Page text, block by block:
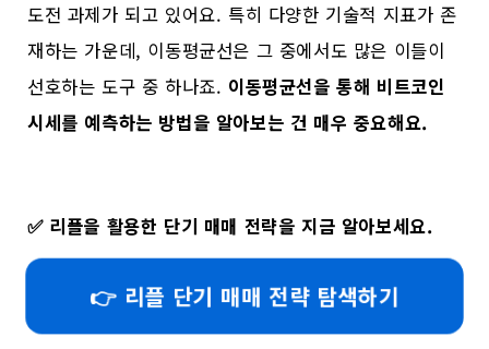
도전 과제가 되고 있어요. 특히 다양한 기술적 지표가 존
재하는 가운데, 이동평균선은 그 중에서도 많은 이들이
선호하는 도구 중 하나죠. 이동평균선을 통해 비트코인
시세를 예측하는 방법을 알아보는 건 매우 중요해요.
✅ 리플을 활용한 단기 매매 전략을 지금 알아보세요.
👉 리플 단기 매매 전략 탐색하기